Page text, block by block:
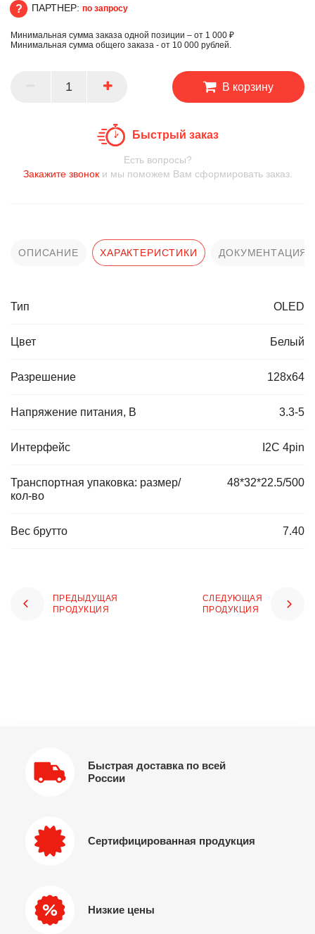
ОПТ
ПАРТНЕР
ПАРТНЕР: по запросу
Минимальная сумма заказа одной позиции – от 1 000 ₽
Минимальная сумма общего заказа - от 10 000 рублей.
В корзину
Быстрый заказ
Есть вопросы?
Закажите звоноки мы поможем Вам сформировать заказ.
ОПИСАНИЕ ХАРАКТЕРИСТИКИ ДОКУМЕНТАЦИЯ
Тип OLED
Цвет Белый
Разрешение 128x64
Напряжение питания, В 3.3-5
Интерфейс I2C 4pin
Транспортная упаковка: размер/
кол-во
48*32*22.5/500
Вес брутто 7.40
ПРЕДЫДУЩАЯ
ПРОДУКЦИЯ
СЛЕДУЮЩАЯ
ПРОДУКЦИЯ
Быстрая доставка по всей
России
Сертифицированная продукция
Низкие цены